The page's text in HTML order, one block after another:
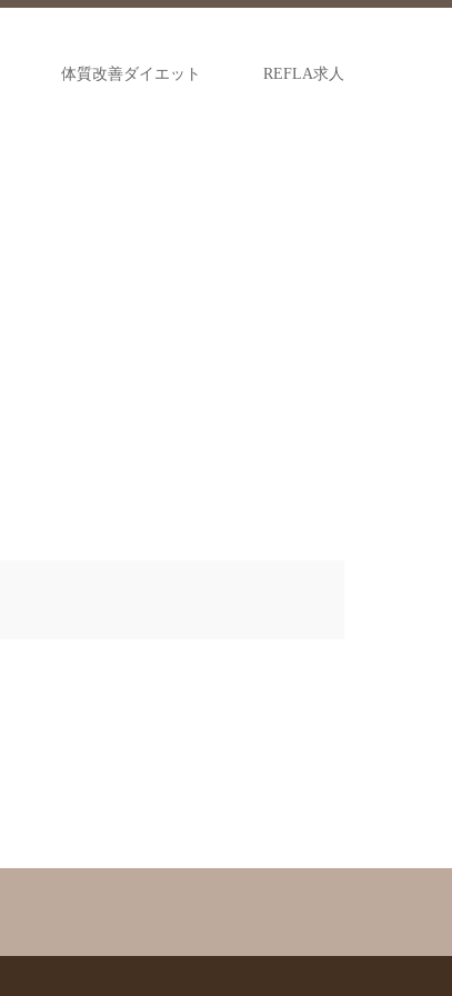
体質改善ダイエット REFLA求人